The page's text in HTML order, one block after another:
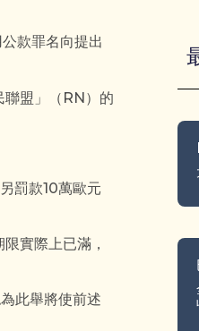
款罪名向提出
聯盟」（RN）的
罰款10萬歐元
實際上已滿，
此舉將使前述